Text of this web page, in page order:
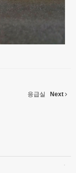
응급실 Next